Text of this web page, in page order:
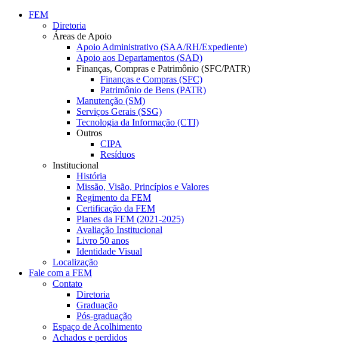
Conteúdo principal
FEM
Diretoria
Áreas de Apoio
Apoio Administrativo (SAA/RH/Expediente)
Apoio aos Departamentos (SAD)
Finanças, Compras e Patrimônio (SFC/PATR)
Finanças e Compras (SFC)
Patrimônio de Bens (PATR)
Manutenção (SM)
Serviços Gerais (SSG)
Tecnologia da Informação (CTI)
Outros
CIPA
Resíduos
Institucional
História
Missão, Visão, Princípios e Valores
Regimento da FEM
Certificação da FEM
Planes da FEM (2021-2025)
Avaliação Institucional
Livro 50 anos
Identidade Visual
Localização
Fale com a FEM
Contato
Diretoria
Graduação
Pós-graduação
Espaço de Acolhimento
Achados e perdidos